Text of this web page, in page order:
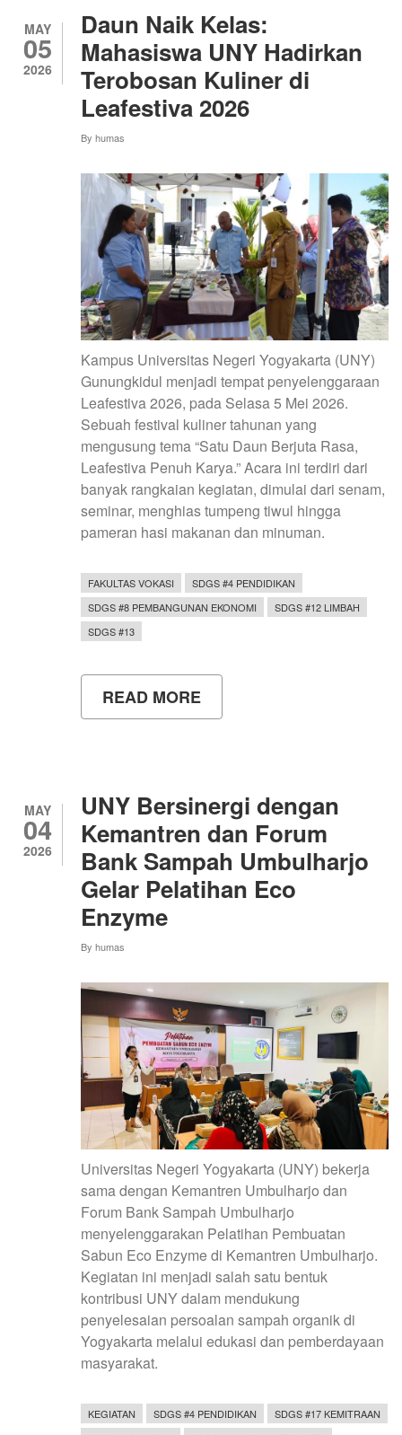
GELAR
AKSI
PENANAMAN
MANGROVE
DAN
BERSIH
PANTAI
UNTUK
DUKUNG
SDGS
MAY
05
2026
Daun Naik Kelas:
Mahasiswa UNY Hadirkan
Terobosan Kuliner di
Leafestiva 2026
By humas
Kampus Universitas Negeri Yogyakarta (UNY)
Gunungkidul menjadi tempat penyelenggaraan
Leafestiva 2026, pada Selasa 5 Mei 2026.
Sebuah festival kuliner tahunan yang
mengusung tema “Satu Daun Berjuta Rasa,
Leafestiva Penuh Karya.” Acara ini terdiri dari
banyak rangkaian kegiatan, dimulai dari senam,
seminar, menghias tumpeng tiwul hingga
pameran hasi makanan dan minuman.
FAKULTAS VOKASI
SDGS #4 PENDIDIKAN
SDGS #8 PEMBANGUNAN EKONOMI
SDGS #12 LIMBAH
SDGS #13
READ MORE
DAUN
HADIRKAN
TEROBOSAN
KULINER
DI
LEAFESTIVA
2026
MAY
04
2026
UNY Bersinergi dengan
Kemantren dan Forum
Bank Sampah Umbulharjo
Gelar Pelatihan Eco
Enzyme
By humas
Universitas Negeri Yogyakarta (UNY) bekerja
sama dengan Kemantren Umbulharjo dan
Forum Bank Sampah Umbulharjo
menyelenggarakan Pelatihan Pembuatan
Sabun Eco Enzyme di Kemantren Umbulharjo.
Kegiatan ini menjadi salah satu bentuk
kontribusi UNY dalam mendukung
penyelesaian persoalan sampah organik di
Yogyakarta melalui edukasi dan pemberdayaan
masyarakat.
KEGIATAN SDGS #4 PENDIDIKAN
SDGS #17 KEMITRAAN